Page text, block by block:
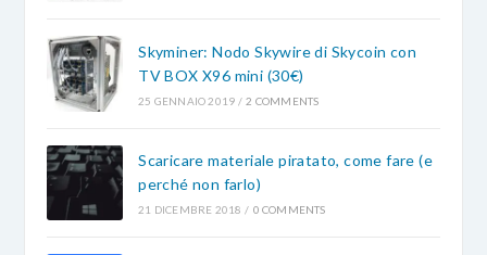
Skyminer: Nodo Skywire di Skycoin con
TV BOX X96 mini (30€)
25 GENNAIO 2019 / 2 COMMENTS
Scaricare materiale piratato, come fare (e
perché non farlo)
21 DICEMBRE 2018 / 0 COMMENTS